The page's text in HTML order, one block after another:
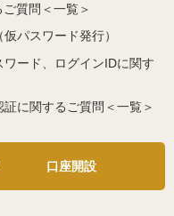
質問＜一覧＞
パスワード発行）
ード、ログインIDに関す
に関するご質問＜一覧＞
口座開設